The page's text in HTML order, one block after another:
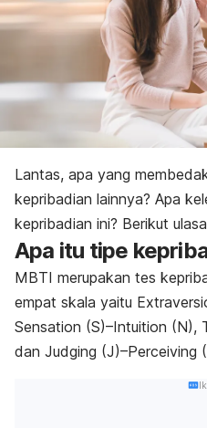
Lantas, apa yang
kepribadian lainnya? Apa
kepribadian ini? Berikut
Apa itu tipe
MBTI merupakan tes
empat skala yaitu
Sensation (S)–Intuition (N),
dan Judging (J)–Perceiving